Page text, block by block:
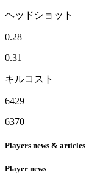
ヘッドショット
0.28
0.31
キルコスト
6429
6370
Players news & articles
Player news